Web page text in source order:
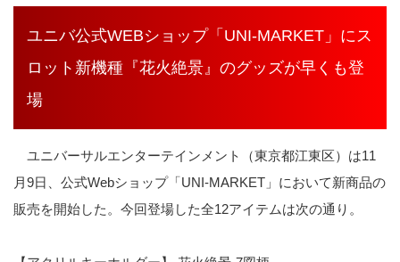
ユニバ公式WEBショップ「UNI-MARKET」にス
ロット新機種『花火絶景』のグッズが早くも登
場
ユニバーサルエンターテインメント（東京都江東区）は11
月9日、公式Webショップ「UNI-MARKET」において新商品の
販売を開始した。今回登場した全12アイテムは次の通り。